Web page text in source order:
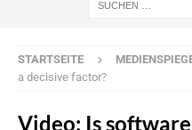
STARTSEITE
a decisive factor?
Video: Is